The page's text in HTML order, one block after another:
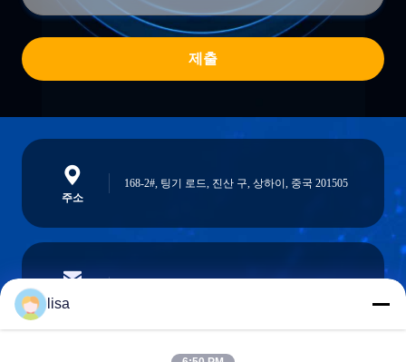
제출
주소
168-2#, 팅기 로드, 진산 구, 상하이, 중국 201505
이메일
lisa